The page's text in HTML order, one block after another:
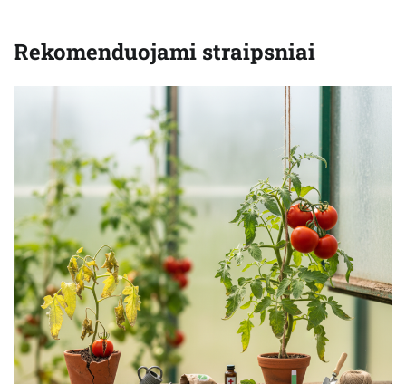
Rekomenduojami straipsniai